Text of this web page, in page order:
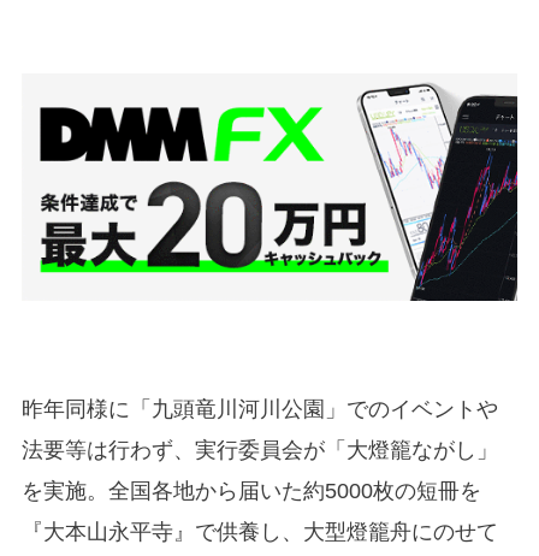
昨年同様に「九頭⻯川河川公園」でのイベントや
法要等は行わず、実行委員会が「⼤燈籠ながし」
を実施。全国各地から届いた約5000枚の短冊を
『⼤本⼭永平寺』で供養し、⼤型燈籠⾈にのせて